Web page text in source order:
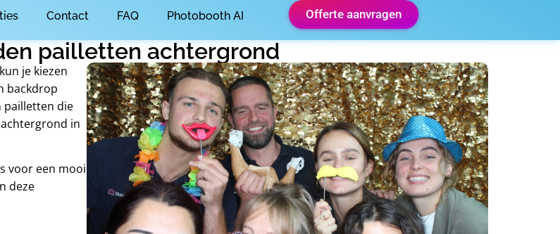
Contact FAQ Photobooth AI Offerte aanvragen
pailletten achtergrond
je kiezen
backdrop
pailletten die
in
voor een mooi
deze